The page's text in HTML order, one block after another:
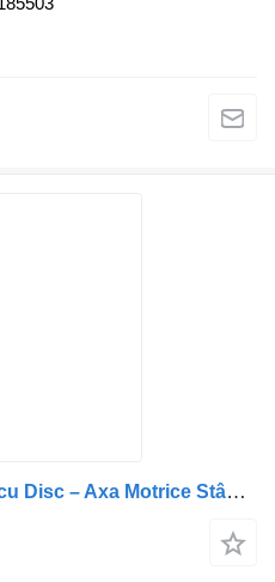
Mozzo Butuc Roată Frână cu Disc – Axa Motrice Stânga per camion IVECO